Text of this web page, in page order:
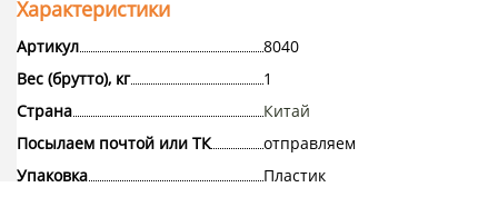
Характеристики
Артикул
8040
Вес (брутто), кг
1
Страна
Китай
Посылаем почтой или ТК
отправляем
Упаковка
Пластик